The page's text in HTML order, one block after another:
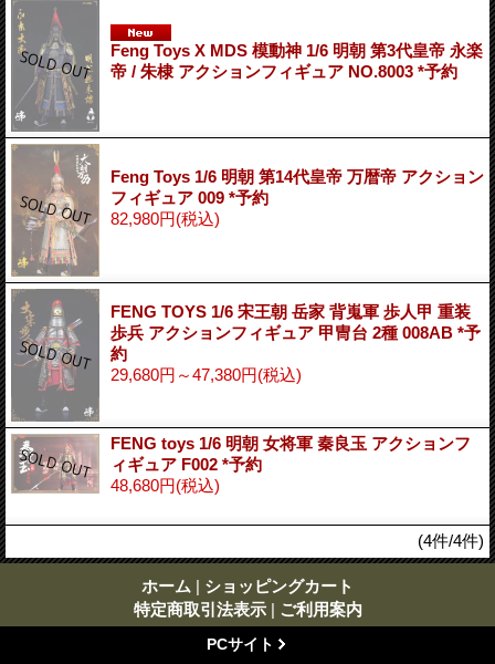
Feng Toys X MDS 模動神 1/6 明朝 第3代皇帝 永楽
帝 / 朱棣 アクションフィギュア NO.8003 *予約
Feng Toys 1/6 明朝 第14代皇帝 万暦帝 アクション
フィギュア 009 *予約
82,980円(税込)
FENG TOYS 1/6 宋王朝 岳家 背嵬軍 歩人甲 重装
歩兵 アクションフィギュア 甲冑台 2種 008AB *予
約
29,680円～47,380円(税込)
FENG toys 1/6 明朝 女将軍 秦良玉 アクションフ
ィギュア F002 *予約
48,680円(税込)
(4件/4件)
ホーム | ショッピングカート
特定商取引法表示 | ご利用案内
PCサイト